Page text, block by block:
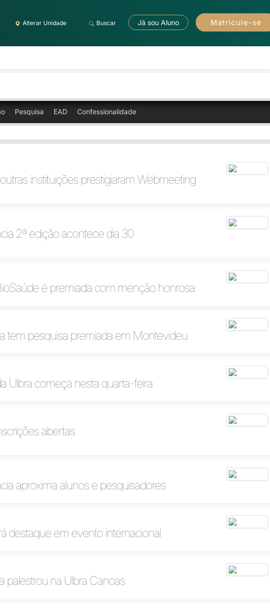
Alterar Unidade Buscar Já sou Aluno Matricule-se
Pesquisa EAD Confessionalidade
instituições prestigiaram Webmeeting
2ª edição acontece dia 30
é premiada com menção honrosa
tem pesquisa premiada em Montevideu
Ulbra começa nesta quarta-feira
abertas
aproxima alunos e pesquisadores
destaque em evento internacional
palestrou na Ulbra Canoas